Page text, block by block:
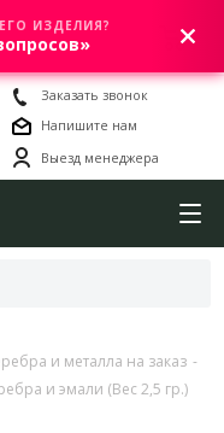
0
Заказать звонок
Напишите нам
Выезд менеджера
и металла на заказ -
и эмали (Вес 2,5 гр.)
ИЗДЕЛИЯ?